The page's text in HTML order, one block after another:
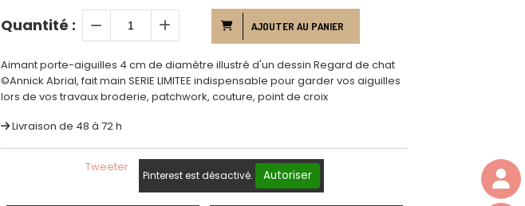
Quantité : AJOUTER AU PANIER
Aimant porte-aiguilles 4 cm de diamètre illustré d'un dessin Regard de chat
©Annick Abrial, fait main SERIE LIMITEE indispensable pour garder vos aiguilles
lors de vos travaux broderie, patchwork, couture, point de croix
Livraison de 48 à 72 h
Tweeter
Pinterest est désactivé. Autoriser